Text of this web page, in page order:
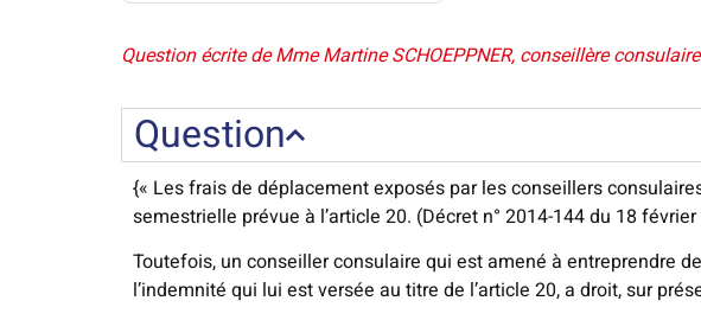
Question écrite de Mme Martine SCHOEPPNER, conseillère
Question
{« Les frais de déplacement exposés par les conseillers
semestrielle prévue à l’article 20. (Décret n° 2014-144 du 18
Toutefois, un conseiller consulaire qui est amené à entreprendre
l’indemnité qui lui est versée au titre de l’article 20, a droit, sur